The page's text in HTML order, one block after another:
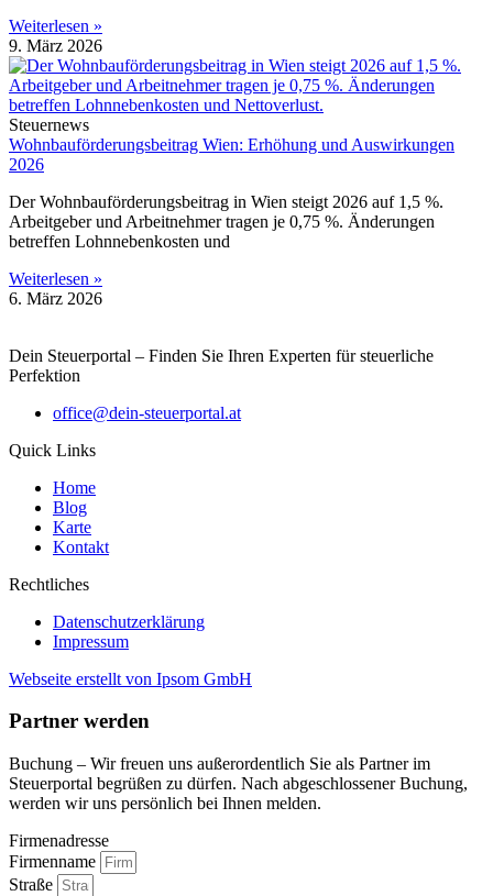
Weiterlesen »
9. März 2026
Steuernews
Wohnbauförderungsbeitrag Wien: Erhöhung und Auswirkungen
2026
Der Wohnbauförderungsbeitrag in Wien steigt 2026 auf 1,5 %.
Arbeitgeber und Arbeitnehmer tragen je 0,75 %. Änderungen
betreffen Lohnnebenkosten und
Weiterlesen »
6. März 2026
Dein Steuerportal – Finden Sie Ihren Experten für steuerliche
Perfektion
office@dein-steuerportal.at
Quick Links
Home
Blog
Karte
Kontakt
Rechtliches
Datenschutzerklärung
Impressum
Webseite erstellt von Ipsom GmbH
Partner werden
Buchung – Wir freuen uns außerordentlich Sie als Partner im
Steuerportal begrüßen zu dürfen. Nach abgeschlossener Buchung,
werden wir uns persönlich bei Ihnen melden.
Firmenadresse
Firmenname
Straße